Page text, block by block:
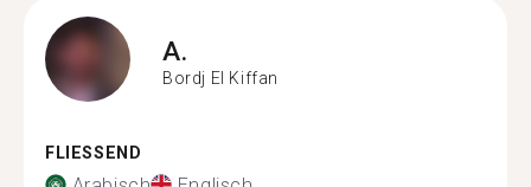
A.
Bordj El Kiffan
FLIESSEND